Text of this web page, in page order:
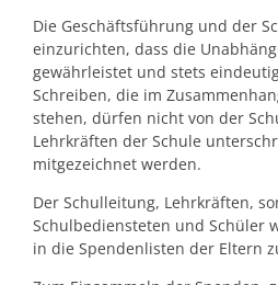
Die Geschäftsführung und der
einzurichten, dass die
gewährleistet und stets
Schreiben, die im
stehen, dürfen nicht von der
Lehrkräften der Schule
mitgezeichnet werden.
Der Schulleitung, Lehrkräften,
Schulbediensteten und Schüler
in die Spendenlisten der Eltern